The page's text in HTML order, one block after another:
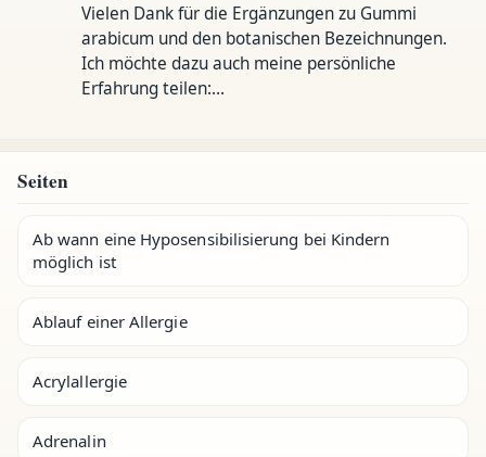
Vielen Dank für die Ergänzungen zu Gummi
arabicum und den botanischen Bezeichnungen.
Ich möchte dazu auch meine persönliche
Erfahrung teilen:…
Seiten
Ab wann eine Hyposensibilisierung bei Kindern
möglich ist
Ablauf einer Allergie
Acrylallergie
Adrenalin